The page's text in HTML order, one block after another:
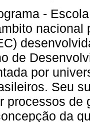
-
nacional
de
por
Seu
processos
da